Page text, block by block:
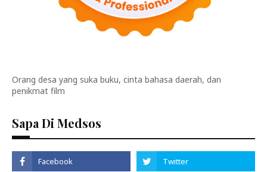
Orang desa yang suka buku, cinta bahasa daerah, dan
penikmat film
Sapa Di Medsos